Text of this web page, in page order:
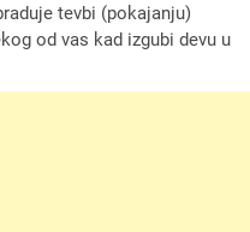
tevbi (pokajanju)
od vas kad izgubi devu u